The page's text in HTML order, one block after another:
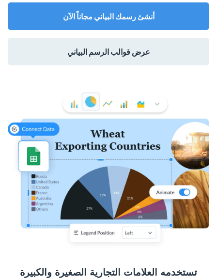
أنشئ رسمك البياني مجاناً الآن
عرض قوالب الرسم البياني
تستخدمه العلامات التجارية الصغيرة والكبيرة